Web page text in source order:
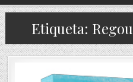
Etiqueta: